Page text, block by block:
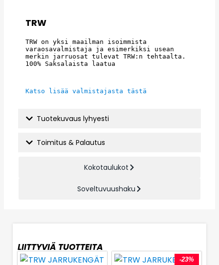
TRW
TRW on yksi maailman isoimmista
varaosavalmistaja ja esimerkiksi usean
merkin jarruosat tulevat TRW:n tehtaalta.
100% Saksalaista laatua
Katso lisää valmistajasta tästä
Tuotekuvaus lyhyesti
Toimitus & Palautus
Kokotaulukot
Soveltuvuushaku
LIITTYVIÄ TUOTTEITA
-23%